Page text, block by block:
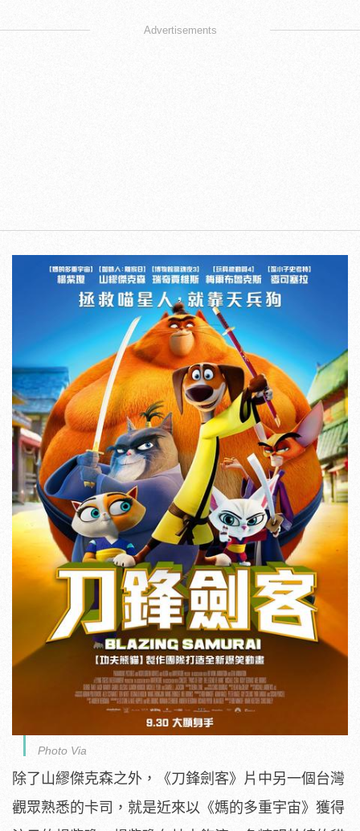
Advertisements
Photo Via
除了山繆傑克森之外，《刀鋒劍客》 片中另一個台灣
觀眾熟悉的卡司，就是近來以《媽的多重宇宙》 獲得